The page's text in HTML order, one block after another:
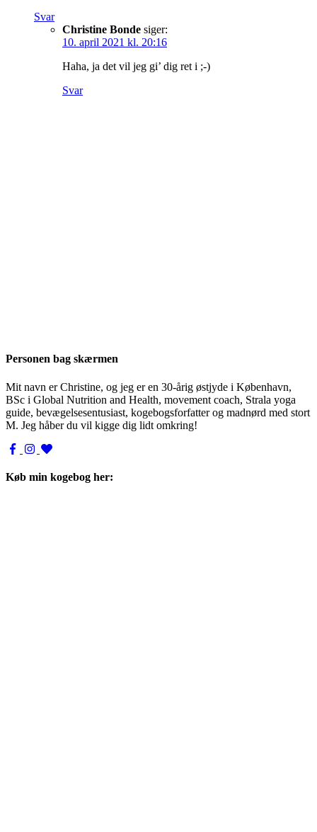
Svar
Christine Bonde siger:
10. april 2021 kl. 20:16
Haha, ja det vil jeg gi’ dig ret i ;-)
Svar
Personen bag skærmen
Mit navn er Christine, og jeg er en 30-årig østjyde i København,
BSc i Global Nutrition and Health, movement coach, Strala yoga
guide, bevægelsesentusiast, kogebogsforfatter og madnørd med stort
M. Jeg håber du vil kigge dig lidt omkring!
Køb min kogebog her: